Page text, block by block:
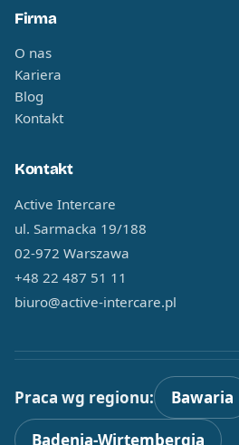
Firma
O nas
Kariera
Blog
Kontakt
Kontakt
Active Intercare
ul. Sarmacka 19/188
02-972 Warszawa
+48 22 487 51 11
biuro@active-intercare.pl
Praca wg regionu: Bawaria
Badenia-Wirtembergia